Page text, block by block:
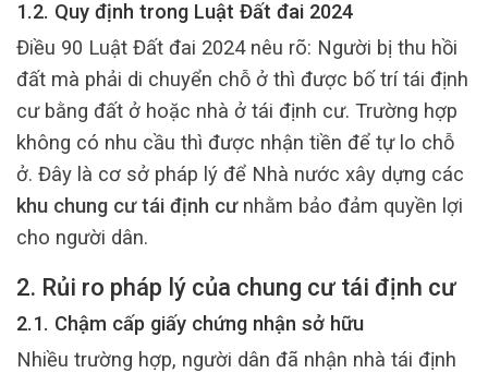
1.2. Quy định trong Luật Đất đai 2024
Điều 90 Luật Đất đai 2024 nêu rõ: Người bị thu hồi
đất mà phải di chuyển chỗ ở thì được bố trí tái định
cư bằng đất ở hoặc nhà ở tái định cư. Trường hợp
không có nhu cầu thì được nhận tiền để tự lo chỗ
ở. Đây là cơ sở pháp lý để Nhà nước xây dựng các
khu chung cư tái định cưnhằm bảo đảm quyền lợi
cho người dân.
2. Rủi ro pháp lý của chung cư tái định cư
2.1. Chậm cấp giấy chứng nhận sở hữu
Nhiều trường hợp, người dân đã nhận nhà tái định